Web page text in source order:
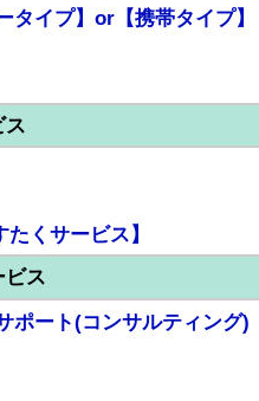
タイプ】or【携帯タイプ】
ス
くサービス】
ビス
ポート(コンサルティング)